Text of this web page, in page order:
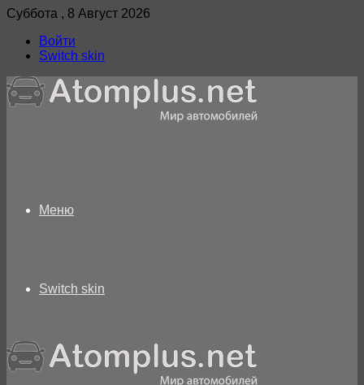
Суббота , 8 Август 2026
Войти
Switch skin
Меню
Switch skin